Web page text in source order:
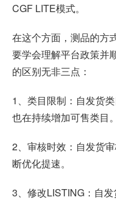
CGF LITE模式。
在这个方面，测品的方
要学会理解平台政策并
的区别无非三点：
1、类目限制：自发货
也在持续增加可售类目。
2、审核时效：自发货
断优化提速。
3、修改LISTING：自